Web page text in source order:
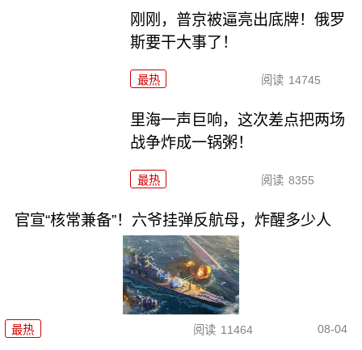
刚刚，普京被逼亮出底牌！俄罗
斯要干大事了！
最热 阅读 14745
里海一声巨响，这次差点把两场
战争炸成一锅粥！
最热 阅读 8355
官宣“核常兼备”！六爷挂弹反航母，炸醒多少人
最热 阅读 11464 08-04